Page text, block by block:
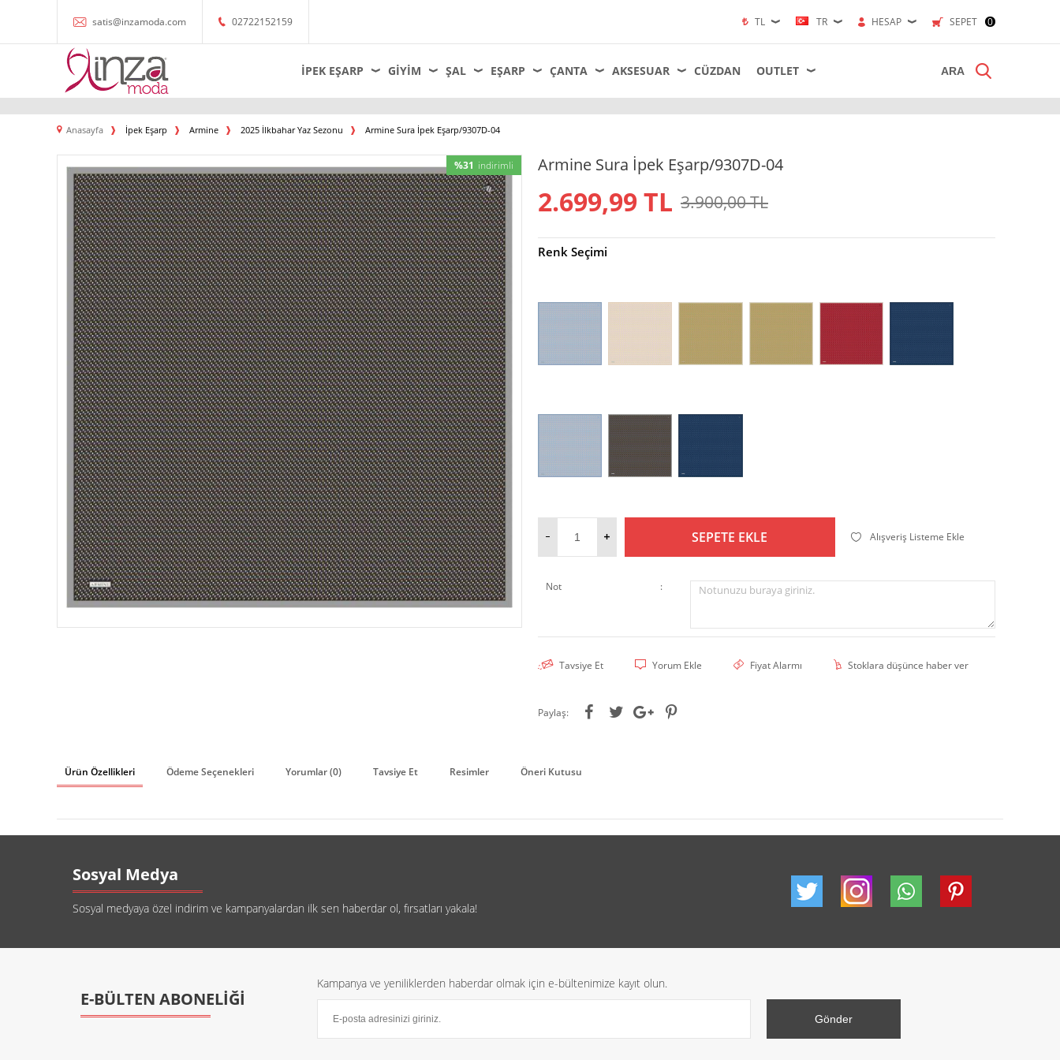
satis@inzamoda.com 02722152159 SEPET 0
HESAP
TR
TL
İPEK EŞARP GIYIM ŞAL EŞARP ÇANTA AKSESUAR CÜZDAN OUTLET
Anasayfa İpek Eşarp Armine 2025 İlkbahar Yaz Sezonu Armine Sura İpek Eşarp/9307D-04
%31 indirimli Armine Sura İpek Eşarp/9307D-04
2.699,99TL 3.900,00TL
Renk Seçimi
SEPETE EKLE Alışveriş Listeme Ekle
Not : Notunuzu buraya giriniz.
Tavsiye Et Yorum Ekle Fiyat Alarmı Stoklara düşünce haber ver
Paylaş:
Ürün Özellikleri Ödeme Seçenekleri Yorumlar (0) Tavsiye Et Resimler Öneri Kutusu
Sosyal Medya
Sosyal medyaya özel indirim ve kampanyalardan ilk sen haberdar ol, fırsatları yakala!
E-BÜLTEN ABONELİĞİ
Kampanya ve yeniliklerden haberdar olmak için e-bültenimize kayıt olun.